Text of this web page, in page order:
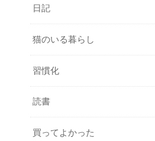
日記
猫のいる暮らし
習慣化
読書
買ってよかった